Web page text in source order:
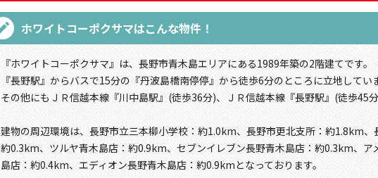
ホワイトコーポクサマはこんな物件！
『ホワイトコーポクサマ』は、長野市青木島エリアにある1989年築の2階建てです。
『長野駅』からバスで15分の『丹波島橋南停停』から徒歩6分のところに立地してい
その他にもＪＲ信越本線『川中島駅』(徒歩36分)、ＪＲ信越本線『長野駅』(徒歩45
建物の周辺環境は、長野市立三本柳小学校：約1.0km、長野市更北支所：約1.8km、
約0.3km、ツルヤ青木島店：約0.9km、セブンイレブン長野青木島店：約0.3km、ア
島店：約0.4km、エディオン長野青木島店：約0.9kmとなっております。